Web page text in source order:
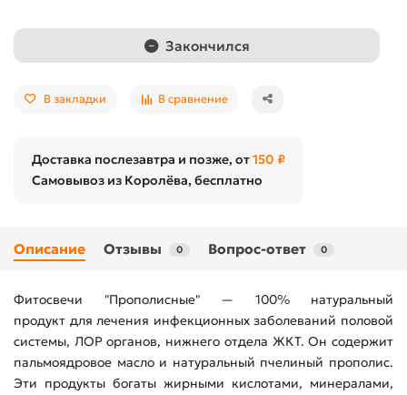
Закончился
В закладки В сравнение
Доставка послезавтра и позже, от150 ₽
Самовывоз из Королёва, бесплатно
Описание Отзывы 0 Вопрос-ответ 0
Фитосвечи "Прополисные" — 100% натуральный
продукт для лечения инфекционных заболеваний половой
системы, ЛОР органов, нижнего отдела ЖКТ. Он содержит
пальмоядровое масло и натуральный пчелиный прополис.
Эти продукты богаты жирными кислотами, минералами,